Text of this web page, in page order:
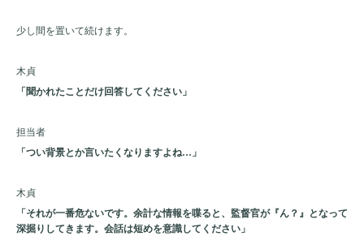
少し間を置いて続けます。
木貞
「聞かれたことだけ回答してください」
担当者
「つい背景とか言いたくなりますよね…」
木貞
「それが一番危ないです。余計な情報を喋ると、監督官が『ん？』となって
深掘りしてきます。会話は短めを意識してください」